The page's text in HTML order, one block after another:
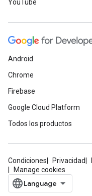
YouTube
Android
Chrome
Firebase
Google Cloud Platform
Todos los productos
Condiciones Privacidad
Manage cookies